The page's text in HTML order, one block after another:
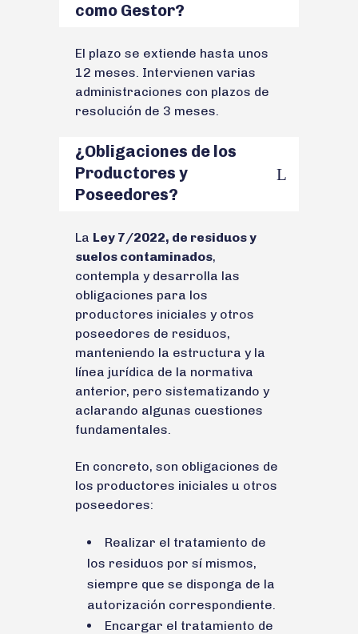
como Gestor?
El plazo se extiende hasta unos
12 meses. Intervienen varias
administraciones con plazos de
resolución de 3 meses.
¿Obligaciones de los
Productores y
Poseedores?
La Ley 7/2022, de residuos y
suelos contaminados,
contempla y desarrolla las
obligaciones para los
productores iniciales y otros
poseedores de residuos,
manteniendo la estructura y la
línea jurídica de la normativa
anterior, pero sistematizando y
aclarando algunas cuestiones
fundamentales.
En concreto, son obligaciones de
los productores iniciales u otros
poseedores:
Realizar el tratamiento de
los residuos por sí mismos,
siempre que se disponga de la
autorización correspondiente.
Encargar el tratamiento de